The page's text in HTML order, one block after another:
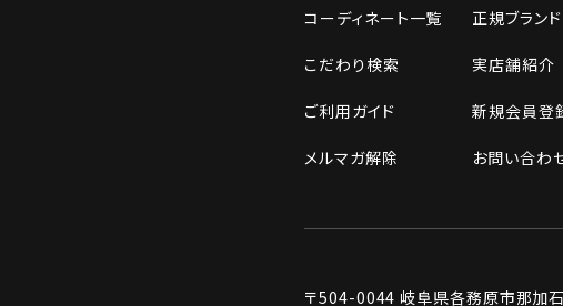
コーディネート一覧 正規ブラン
こだわり検索 実店舗紹介
ご利用ガイド 新規会員登
メルマガ解除 お問い合わ
〒504-0044 岐阜県各務原市那加